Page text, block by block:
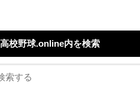
高校野球.online内を検索